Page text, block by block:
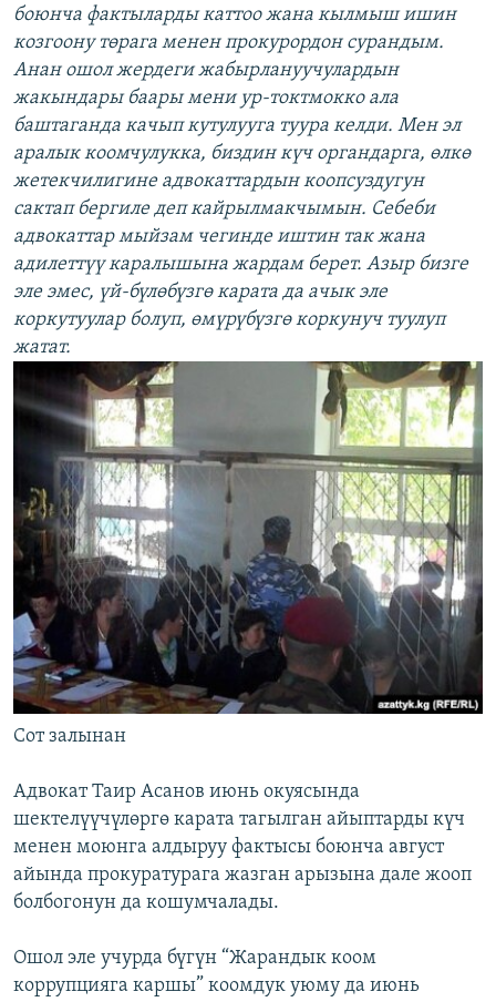
боюнча фактыларды каттоо жана кылмыш ишин
козгоону төрага менен прокурордон сурандым.
Анан ошол жердеги жабырлануучулардын
жакындары баары мени ур-токтмокко ала
баштаганда качып кутулууга туура келди. Мен эл
аралык коомчулукка, биздин күч органдарга, өлкө
жетекчилигине адвокаттардын коопсуздугун
сактап бергиле деп кайрылмакчымын. Себеби
адвокаттар мыйзам чегинде иштин так жана
адилеттүү каралышына жардам берет. Азыр бизге
эле эмес, үй-бүлөбүзгө карата да ачык эле
коркутуулар болуп, өмүрүбүзгө коркунуч туулуп
жатат.
Сот залынан
Адвокат Таир Асанов июнь окуясында
шектелүүчүлөргө карата тагылган айыптарды күч
менен моюнга алдыруу фактысы боюнча август
айында прокуратурага жазган арызына дале жооп
болбогонун да кошумчалады.
Ошол эле учурда бүгүн “Жарандык коом
коррупцияга каршы” коомдук уюму да июнь